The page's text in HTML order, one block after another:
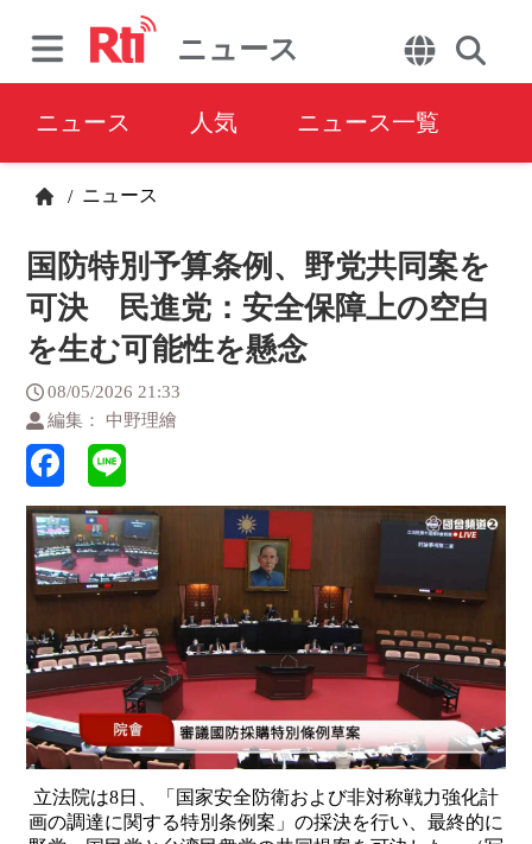
ニュース
ニュース 人気 ニュース一覧
/ ニュース
国防特別予算条例、野党共同案を
可決 民進党：安全保障上の空白
を生む可能性を懸念
08/05/2026 21:33
編集： 中野理繪
立法院は8日、「国家安全防衛および非対称戦力強化計
画の調達に関する特別条例案」の採決を行い、最終的に